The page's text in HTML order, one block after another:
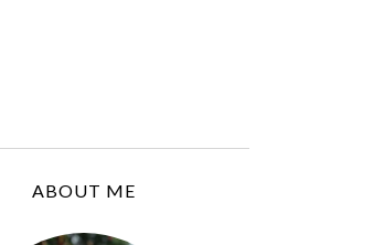
ABOUT ME